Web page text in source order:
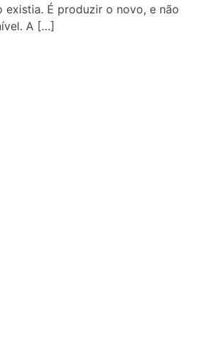
É produzir o novo, e não
A […]